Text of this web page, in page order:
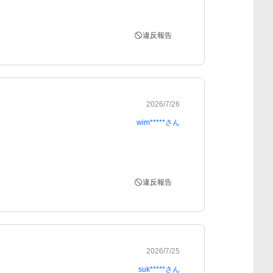
違反報告
2026/7/26
wim*****さん
違反報告
2026/7/25
suk*****さん